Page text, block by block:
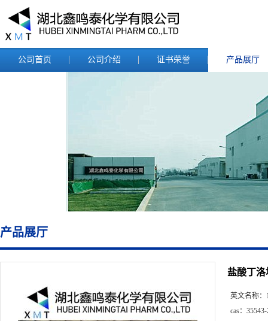
公司首页 公司介绍 证书荣誉 产品展厅
产品展厅
盐酸丁洛
英文名称：
cas：